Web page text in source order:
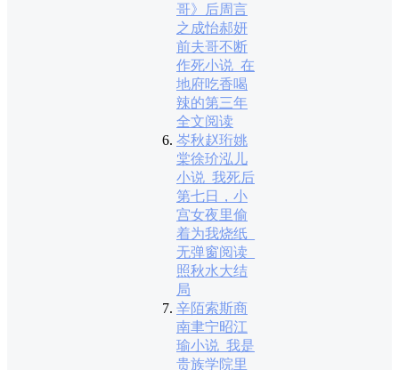
哥》后周言
之成怡郝妍
前夫哥不断
作死小说_在
地府吃香喝
辣的第三年
全文阅读
岑秋赵珩姚
棠徐玠泓儿
小说_我死后
第七日，小
宫女夜里偷
着为我烧纸_
无弹窗阅读_
照秋水大结
局
辛陌索斯商
南聿宁昭江
瑜小说_我是
贵族学院里